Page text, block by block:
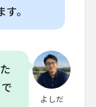
。
よしだ